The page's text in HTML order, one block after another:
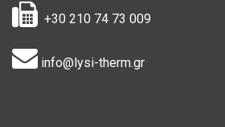
+30 210 74 73 009
info@lysi-therm.gr